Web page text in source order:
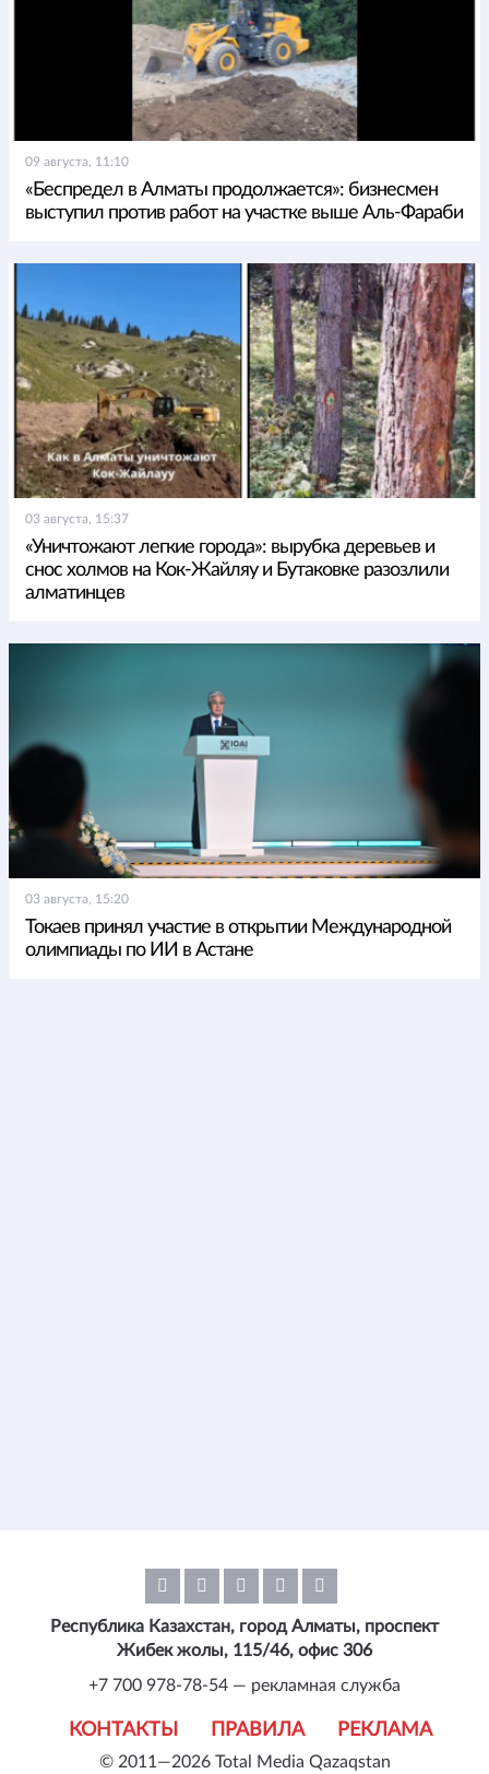
09 августа, 11:10
«Беспредел в Алматы продолжается»: бизнесмен
выступил против работ на участке выше Аль-Фараби
03 августа, 15:37
«Уничтожают легкие города»: вырубка деревьев и
снос холмов на Кок-Жайляу и Бутаковке разозлили
алматинцев
03 августа, 15:20
Токаев принял участие в открытии Международной
олимпиады по ИИ в Астане
© 2011—2026 Total Media Qazaqstan
КОНТАКТЫ ПРАВИЛА РЕКЛАМА
Республика Казахстан, город Алматы, проспект
Жибек жолы, 115/46, офис 306
+7 700 978-78-54 — рекламная служба